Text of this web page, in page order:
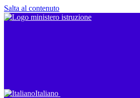
Salta al contenuto
Italiano